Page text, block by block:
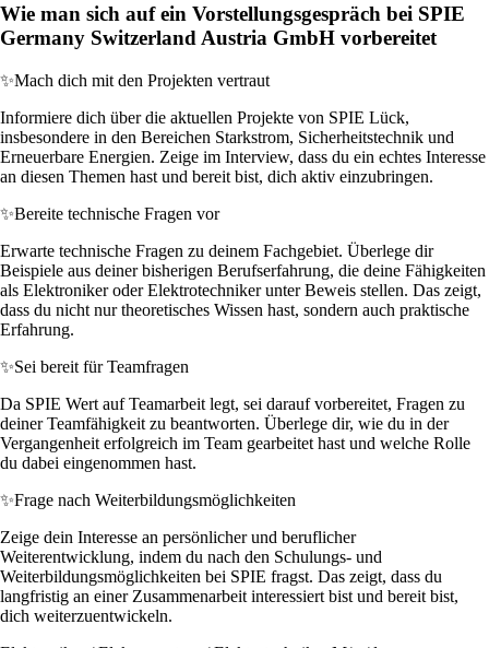
Wie man sich auf ein Vorstellungsgespräch bei SPIE
Germany Switzerland Austria GmbH vorbereitet
✨Mach dich mit den Projekten vertraut
Informiere dich über die aktuellen Projekte von SPIE Lück,
insbesondere in den Bereichen Starkstrom, Sicherheitstechnik und
Erneuerbare Energien. Zeige im Interview, dass du ein echtes Interesse
an diesen Themen hast und bereit bist, dich aktiv einzubringen.
✨Bereite technische Fragen vor
Erwarte technische Fragen zu deinem Fachgebiet. Überlege dir
Beispiele aus deiner bisherigen Berufserfahrung, die deine Fähigkeiten
als Elektroniker oder Elektrotechniker unter Beweis stellen. Das zeigt,
dass du nicht nur theoretisches Wissen hast, sondern auch praktische
Erfahrung.
✨Sei bereit für Teamfragen
Da SPIE Wert auf Teamarbeit legt, sei darauf vorbereitet, Fragen zu
deiner Teamfähigkeit zu beantworten. Überlege dir, wie du in der
Vergangenheit erfolgreich im Team gearbeitet hast und welche Rolle
du dabei eingenommen hast.
✨Frage nach Weiterbildungsmöglichkeiten
Zeige dein Interesse an persönlicher und beruflicher
Weiterentwicklung, indem du nach den Schulungs- und
Weiterbildungsmöglichkeiten bei SPIE fragst. Das zeigt, dass du
langfristig an einer Zusammenarbeit interessiert bist und bereit bist,
dich weiterzuentwickeln.